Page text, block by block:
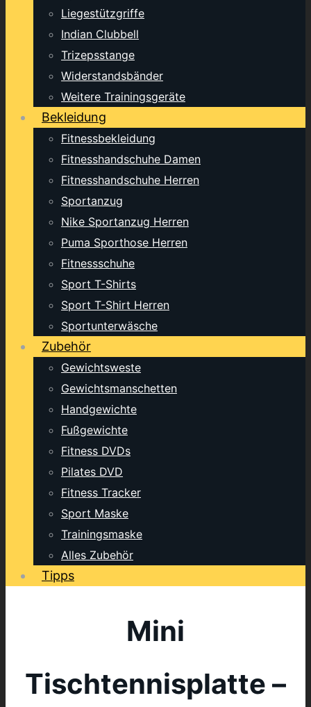
Liegestützgriffe
Indian Clubbell
Trizepsstange
Widerstandsbänder
Weitere Trainingsgeräte
Bekleidung
Fitnessbekleidung
Fitnesshandschuhe Damen
Fitnesshandschuhe Herren
Sportanzug
Nike Sportanzug Herren
Puma Sporthose Herren
Fitnessschuhe
Sport T-Shirts
Sport T-Shirt Herren
Sportunterwäsche
Zubehör
Gewichtsweste
Gewichtsmanschetten
Handgewichte
Fußgewichte
Fitness DVDs
Pilates DVD
Fitness Tracker
Sport Maske
Trainingsmaske
Alles Zubehör
Tipps
Mini
Tischtennisplatte –